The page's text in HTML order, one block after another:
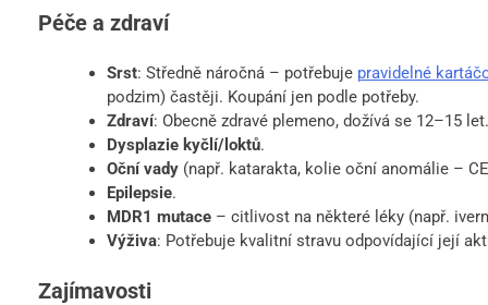
Péče a zdraví
Srst: Středně náročná – potřebuje pravidelné
podzim) častěji. Koupání jen podle potřeby.
Zdraví: Obecně zdravé plemeno, dožívá se 12–15
Dysplazie kyčlí/loktů.
Oční vady(např. katarakta, kolie oční anomálie –
Epilepsie.
MDR1 mutace– citlivost na některé léky (např.
Výživa: Potřebuje kvalitní stravu odpovídající její
Zajímavosti